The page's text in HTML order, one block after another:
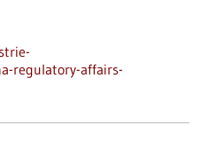
regulatory-affairs-